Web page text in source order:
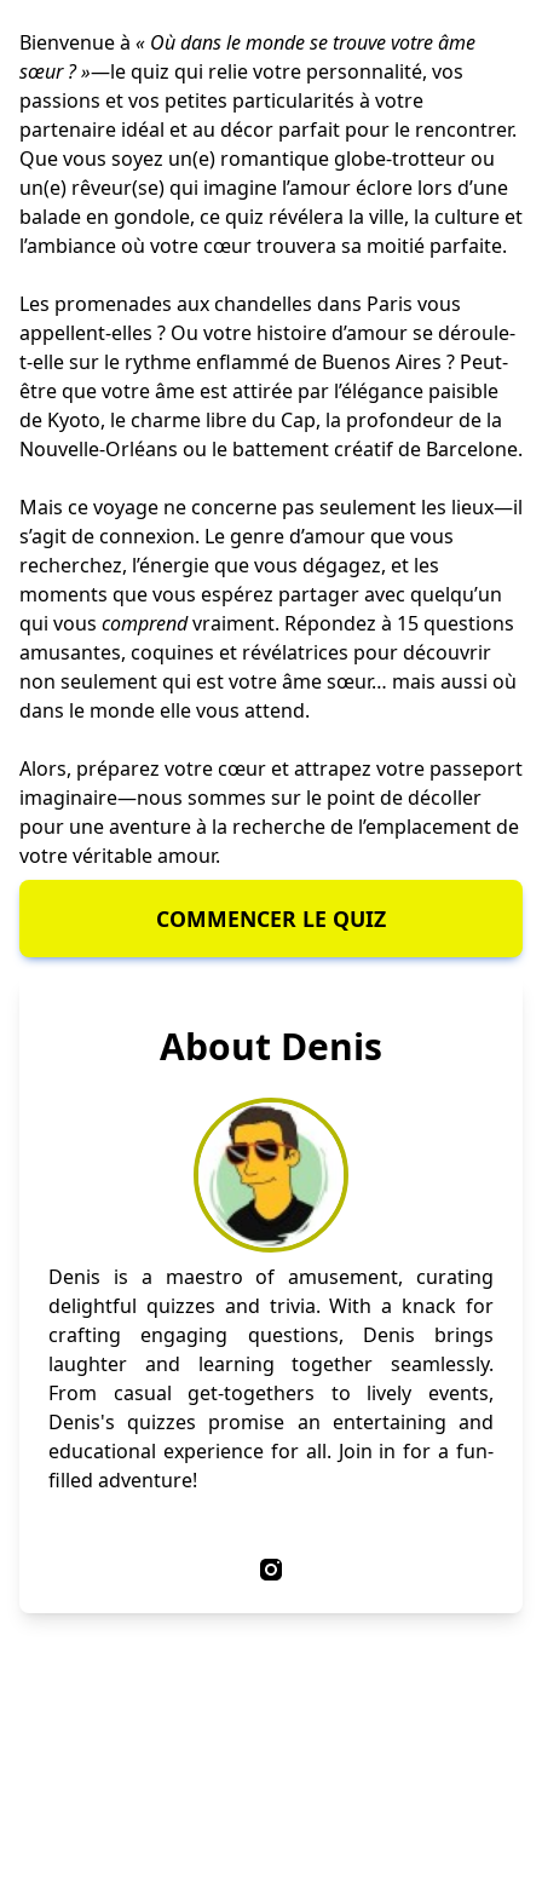
Bienvenue à « Où dans le monde se trouve votre âme
sœur ? »—le quiz qui relie votre personnalité, vos
passions et vos petites particularités à votre
partenaire idéal et au décor parfait pour le rencontrer.
Que vous soyez un(e) romantique globe-trotteur ou
un(e) rêveur(se) qui imagine l’amour éclore lors d’une
balade en gondole, ce quiz révélera la ville, la culture et
l’ambiance où votre cœur trouvera sa moitié parfaite.
Les promenades aux chandelles dans Paris vous
appellent-elles ? Ou votre histoire d’amour se déroule-
t-elle sur le rythme enflammé de Buenos Aires ? Peut-
être que votre âme est attirée par l’élégance paisible
de Kyoto, le charme libre du Cap, la profondeur de la
Nouvelle-Orléans ou le battement créatif de Barcelone.
Mais ce voyage ne concerne pas seulement les lieux—il
s’agit de connexion. Le genre d’amour que vous
recherchez, l’énergie que vous dégagez, et les
moments que vous espérez partager avec quelqu’un
qui vous comprendvraiment. Répondez à 15 questions
amusantes, coquines et révélatrices pour découvrir
non seulement qui est votre âme sœur… mais aussi où
dans le monde elle vous attend.
Alors, préparez votre cœur et attrapez votre passeport
imaginaire—nous sommes sur le point de décoller
pour une aventure à la recherche de l’emplacement de
votre véritable amour.
COMMENCER LE QUIZ
About Denis
Denis is a maestro of amusement, curating
delightful quizzes and trivia. With a knack for
crafting engaging questions, Denis brings
laughter and learning together seamlessly.
From casual get-togethers to lively events,
Denis's quizzes promise an entertaining and
educational experience for all. Join in for a fun-
filled adventure!